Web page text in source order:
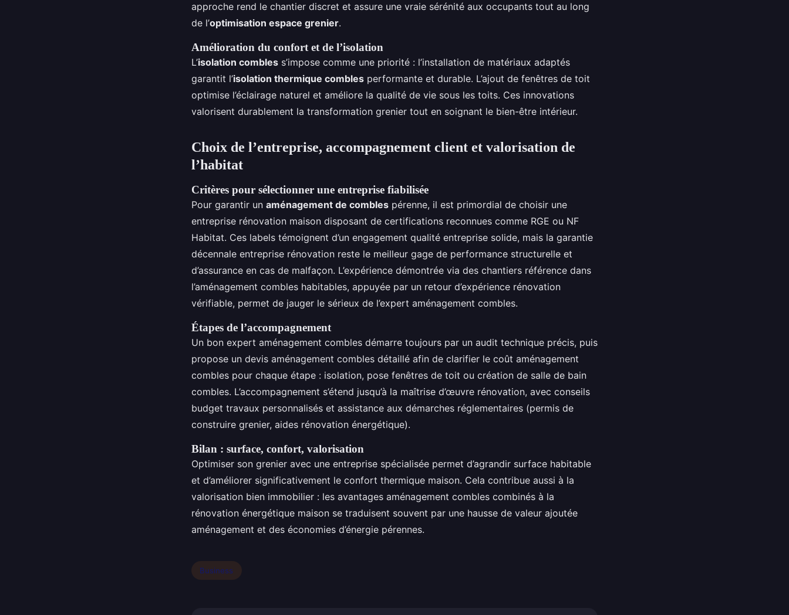
approche rend le chantier discret et assure une vraie sérénité aux occupants tout au long
de l’optimisation espace grenier.
Amélioration du confort et de l’isolation
L’isolation combles s’impose comme une priorité : l’installation de matériaux adaptés
garantit l’isolation thermique combles performante et durable. L’ajout de fenêtres de toit
optimise l’éclairage naturel et améliore la qualité de vie sous les toits. Ces innovations
valorisent durablement la transformation grenier tout en soignant le bien-être intérieur.
Choix de l’entreprise, accompagnement client et valorisation de
l’habitat
Critères pour sélectionner une entreprise fiabilisée
Pour garantir un aménagement de combles pérenne, il est primordial de choisir une
entreprise rénovation maison disposant de certifications reconnues comme RGE ou NF
Habitat. Ces labels témoignent d’un engagement qualité entreprise solide, mais la garantie
décennale entreprise rénovation reste le meilleur gage de performance structurelle et
d’assurance en cas de malfaçon. L’expérience démontrée via des chantiers référence dans
l’aménagement combles habitables, appuyée par un retour d’expérience rénovation
vérifiable, permet de jauger le sérieux de l’expert aménagement combles.
Étapes de l’accompagnement
Un bon expert aménagement combles démarre toujours par un audit technique précis, puis
propose un devis aménagement combles détaillé afin de clarifier le coût aménagement
combles pour chaque étape : isolation, pose fenêtres de toit ou création de salle de bain
combles. L’accompagnement s’étend jusqu’à la maîtrise d’œuvre rénovation, avec conseils
budget travaux personnalisés et assistance aux démarches réglementaires (permis de
construire grenier, aides rénovation énergétique).
Bilan : surface, confort, valorisation
Optimiser son grenier avec une entreprise spécialisée permet d’agrandir surface habitable
et d’améliorer significativement le confort thermique maison. Cela contribue aussi à la
valorisation bien immobilier : les avantages aménagement combles combinés à la
rénovation énergétique maison se traduisent souvent par une hausse de valeur ajoutée
aménagement et des économies d’énergie pérennes.
Business